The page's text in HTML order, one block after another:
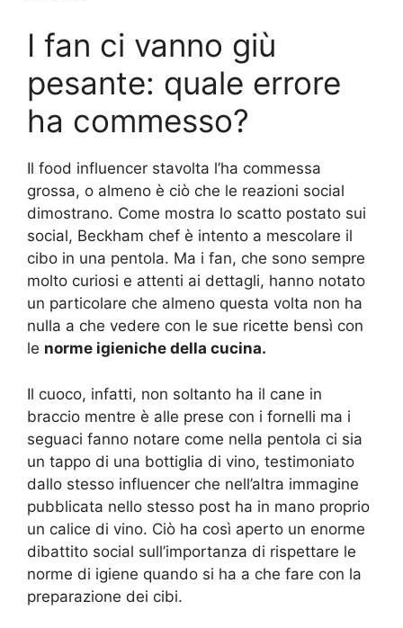
I fan ci vanno giù
pesante: quale errore
ha commesso?
Il food influencer stavolta l’ha commessa
grossa, o almeno è ciò che le reazioni social
dimostrano. Come mostra lo scatto postato sui
social, Beckham chef è intento a mescolare il
cibo in una pentola. Ma i fan, che sono sempre
molto curiosi e attenti ai dettagli, hanno notato
un particolare che almeno questa volta non ha
nulla a che vedere con le sue ricette bensì con
le norme igieniche della cucina.
Il cuoco, infatti, non soltanto ha il cane in
braccio mentre è alle prese con i fornelli ma i
seguaci fanno notare come nella pentola ci sia
un tappo di una bottiglia di vino, testimoniato
dallo stesso influencer che nell’altra immagine
pubblicata nello stesso post ha in mano proprio
un calice di vino. Ciò ha così aperto un enorme
dibattito social sull’importanza di rispettare le
norme di igiene quando si ha a che fare con la
preparazione dei cibi.